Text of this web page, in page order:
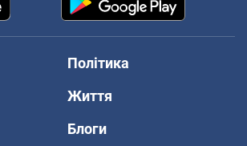
Політика
Життя
Блоги